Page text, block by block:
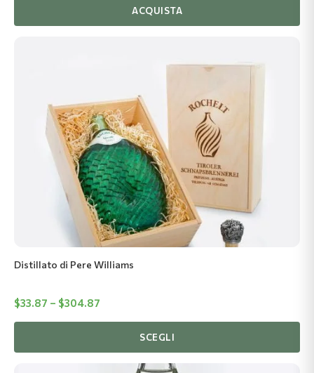
ACQUISTA
Distillato di Pere Williams
$33.87 – $304.87
di
$33.87
SCEGLI
varianti.
opzioni
possono